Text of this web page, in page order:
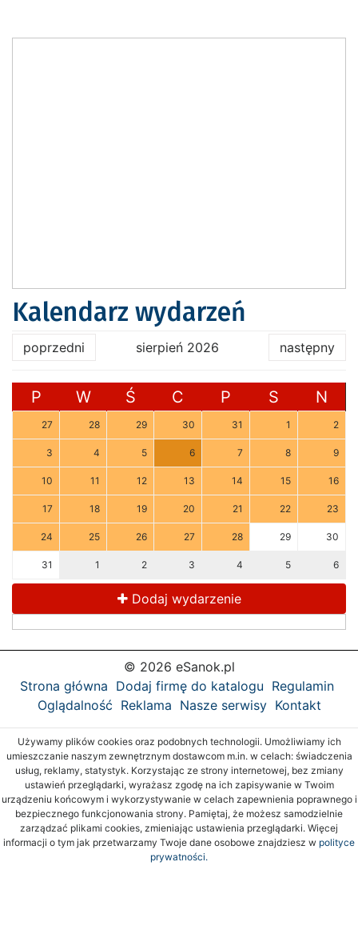
Kalendarz wydarzeń
poprzedni sierpień 2026 następny
P W Ś C P S N
27 28 29 30 31 1 2
3 4 5 6 7 8 9
10 11 12 13 14 15 16
17 18 19 20 21 22 23
24 25 26 27 28 29 30
31 1 2 3 4 5 6
Dodaj wydarzenie
© 2026 eSanok.pl
Strona główna Dodaj firmę do katalogu Regulamin
Oglądalność Reklama Nasze serwisy Kontakt
Używamy plików cookies oraz podobnych technologii. Umożliwiamy ich
umieszczanie naszym zewnętrznym dostawcom m.in. w celach: świadczenia
usług, reklamy, statystyk. Korzystając ze strony internetowej, bez zmiany
ustawień przeglądarki, wyrażasz zgodę na ich zapisywanie w Twoim
urządzeniu końcowym i wykorzystywanie w celach zapewnienia poprawnego i
bezpiecznego funkcjonowania strony. Pamiętaj, że możesz samodzielnie
zarządzać plikami cookies, zmieniając ustawienia przeglądarki. Więcej
informacji o tym jak przetwarzamy Twoje dane osobowe znajdziesz w polityce
prywatności.